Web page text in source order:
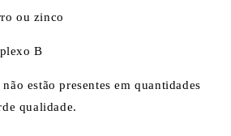
ou zinco
B
estão presentes em quantidades
qualidade.